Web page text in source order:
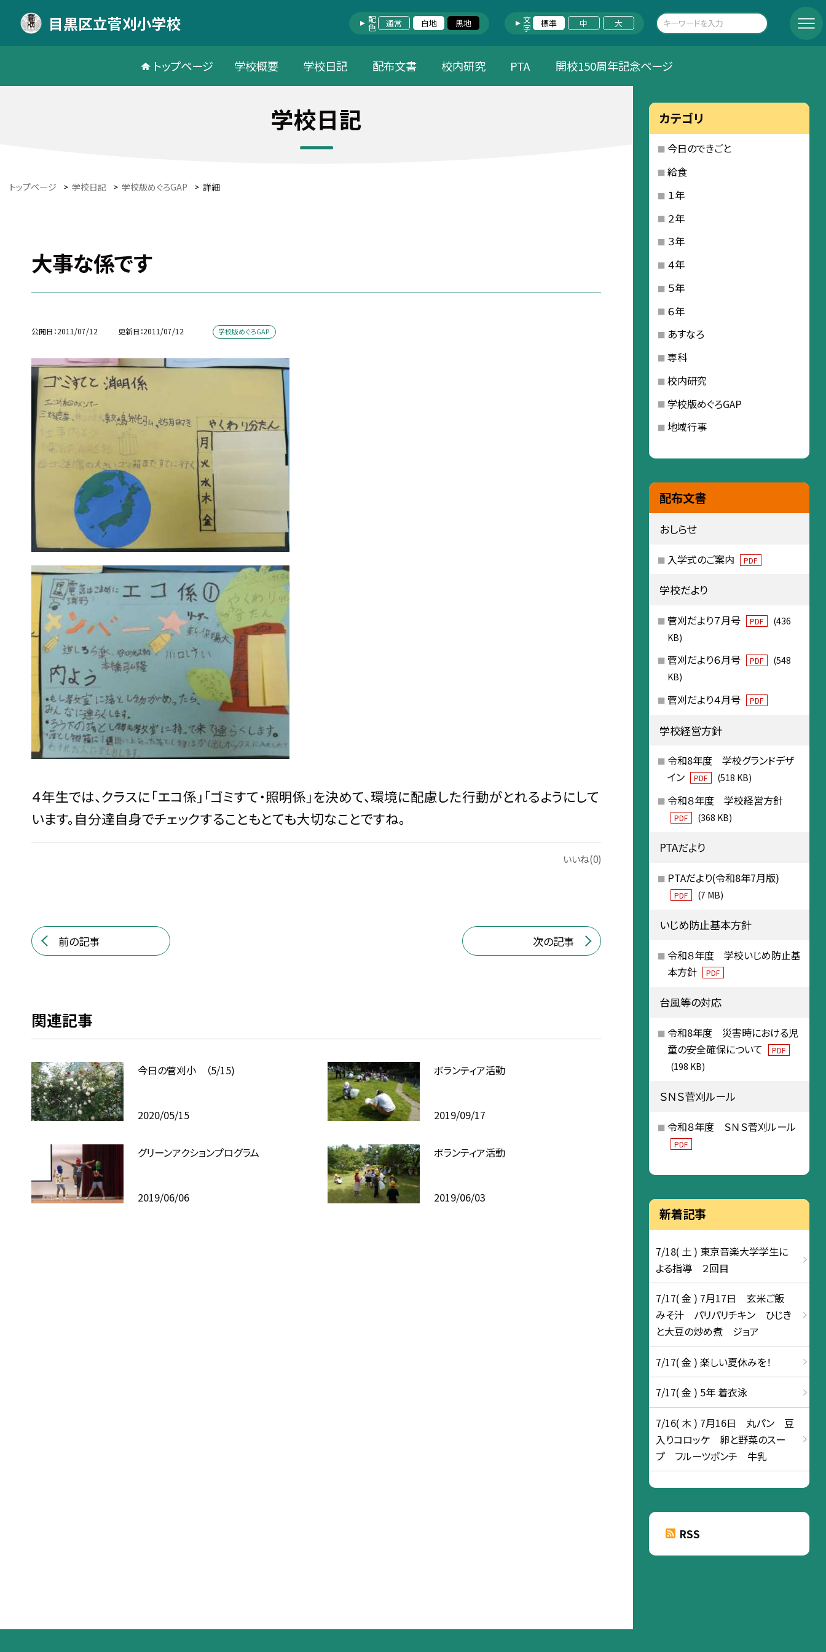
目黒区立菅刈小学校 配色 通常 白地 黒地 文字 標準 中 大
トップページ 学校概要 学校日記 配布文書 校内研究 PTA 開校150周年記念ページ
学校日記
トップページ > 学校日記 > 学校版めぐろGAP > 詳細
大事な係です
公開日 2011/07/12 更新日 2011/07/12 学校版めぐろGAP
４年生では、クラスに「エコ係」「ゴミすて・照明係」を決めて、環境に配慮した行動がとれるようにして
います。自分達自身でチェックすることもとても大切なことですね。
いいね(0)
前の記事 次の記事
関連記事
今日の菅刈小 （5/15)
2020/05/15
ボランティア活動
2019/09/17
グリーンアクションプログラム
2019/06/06
ボランティア活動
2019/06/03
カテゴリ
今日のできごと
給食
１年
２年
３年
４年
５年
６年
あすなろ
専科
校内研究
学校版めぐろGAP
地域行事
配布文書
おしらせ
入学式のご案内 PDF
学校だより
菅刈だより７月号 PDF
(436
KB)
菅刈だより６月号 PDF
(548
KB)
菅刈だより４月号 PDF
学校経営方針
令和8年度 学校グランドデザ
イン
PDF (518 KB)
令和８年度 学校経営方針
PDF (368 KB)
PTAだより
PTAだより(令和8年7月版)
PDF (7 MB)
いじめ防止基本方針
令和８年度 学校いじめ防止基
本方針
PDF
台風等の対応
令和8年度 災害時における児
童の安全確保について
PDF
(198 KB)
ＳＮＳ菅刈ルール
令和８年度 ＳＮＳ菅刈ルール
PDF
新着記事
7/18( 土 ) 東京音楽大学学生に
よる指導 ２回目
7/17( 金 ) 7月17日 玄米ご飯
みそ汁 パリパリチキン ひじき
と大豆の炒め煮 ジョア
7/17( 金 ) 楽しい夏休みを！
7/17( 金 ) 5年 着衣泳
7/16( 木 ) 7月16日 丸パン 豆
入りコロッケ 卵と野菜のスー
プ フルーツポンチ 牛乳
RSS